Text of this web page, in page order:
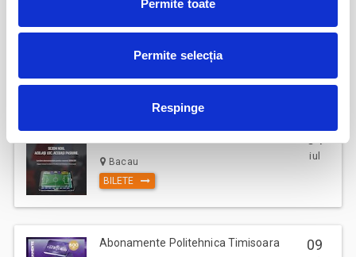
Permite toate
Permite selecția
Respinge
Abonamente FC Bacau
Bacau
03
Bacau
BILETE
04
iul
Abonamente Politehnica Timisoara 09